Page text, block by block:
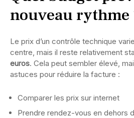
nouveau rythme
Le prix d’un contrôle technique
centre, mais il reste relativement
euros. Cela peut sembler élevé,
astuces pour réduire la facture :
Comparer les prix sur internet
Prendre rendez-vous en dehors